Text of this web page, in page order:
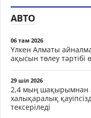
АВТО
06 там 2026
Үлкен Алматы
ақысын төлеу тәртібі
29 шіл 2026
2,4 мың шақырымнан
халықаралық
тексеріледі